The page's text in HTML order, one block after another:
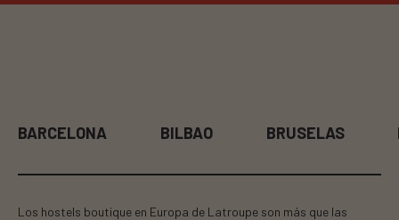
BARCELONA BILBAO BRUSELAS
Los hostels boutique en Europa de Latroupe son más que las